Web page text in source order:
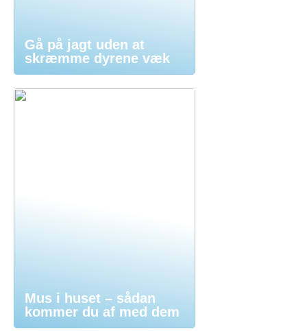
Gå på jagt uden at
skræmme dyrene væk
Mus i huset – sådan
kommer du af med dem